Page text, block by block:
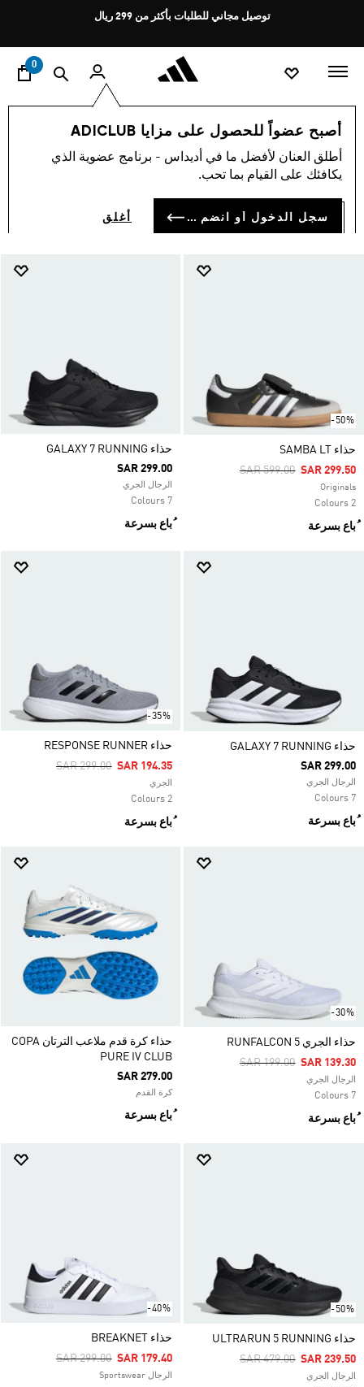
Pause
rotation
توصيل مجاني للطلبات بأكثر من 299 ريال
0
أصبح عضواً للحصول على مزايا ADICLUB
أطلق العنان لأفضل ما في أديداس - برنامج عضوية الذي
يكافئك على القيام بما تحب.
سجل الدخول أو انضم الآن أغلق
الرجال أحذية أحذية أقل من 299 ريال
أحذية أقل من 299 ريال (639)
-50%
حذاء SAMBA LT
Price Reduced From
SAR 599.00ToSAR 299.50
Originals
2 Colours
ُباع بسرعة
حذاء GALAXY 7 RUNNING
SAR 299.00
الرجال الجري
7 Colours
ُباع بسرعة
حذاء GALAXY 7 RUNNING
SAR 299.00
الرجال الجري
7 Colours
ُباع بسرعة
-35%
حذاء RESPONSE RUNNER
Price Reduced From
SAR 299.00ToSAR 194.35
الجري
2 Colours
ُباع بسرعة
-30%
حذاء الجري RUNFALCON 5
Price Reduced From
SAR 199.00ToSAR 139.30
الرجال الجري
7 Colours
ُباع بسرعة
حذاء كرة قدم ملاعب الترتان COPA
PURE IV CLUB
SAR 279.00
كرة القدم
ُباع بسرعة
-50%
حذاء ULTRARUN 5 RUNNING
Price Reduced From
SAR 479.00ToSAR 239.50
الرجال الجري
-40%
حذاء BREAKNET
Price Reduced From
SAR 299.00ToSAR 179.40
الرجال Sportswear